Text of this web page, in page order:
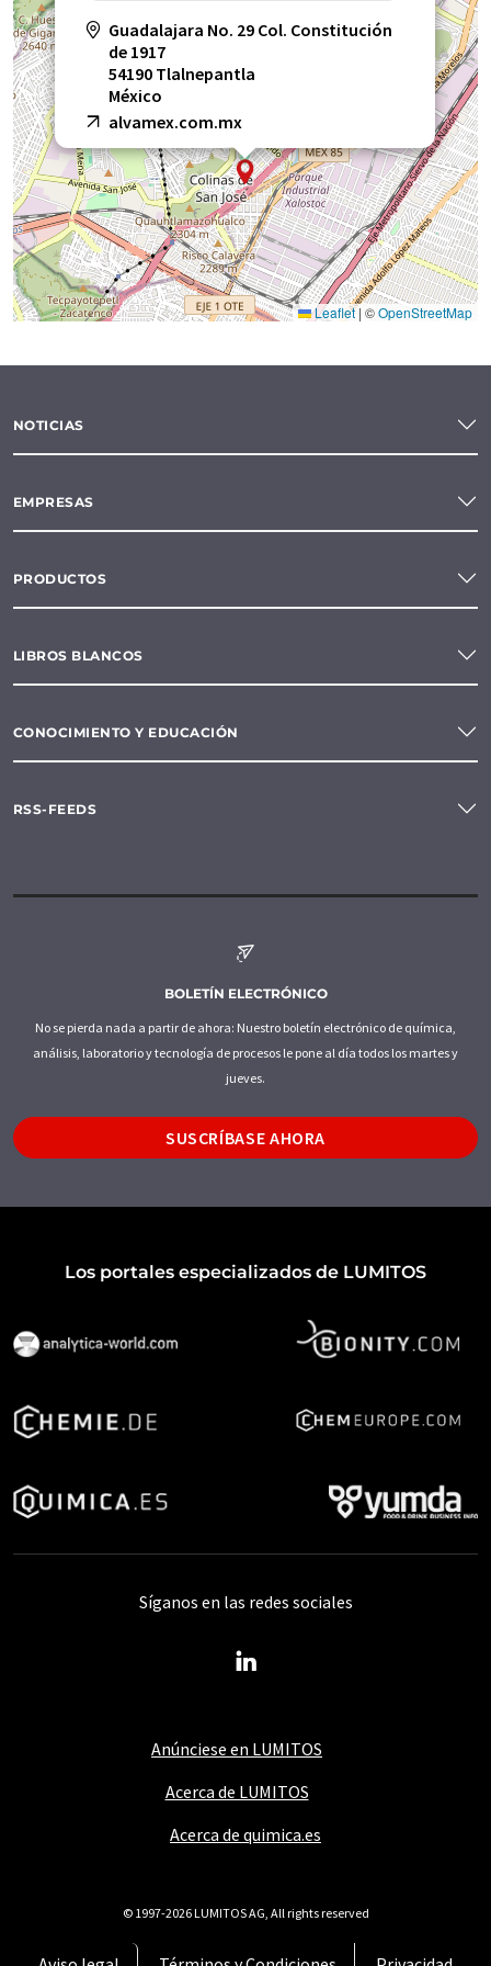
Guadalajara No. 29 Col. Constitución
de 1917
54190 Tlalnepantla
México
alvamex.com.mx
Leaflet | ©OpenStreetMap
NOTICIAS
EMPRESAS
PRODUCTOS
LIBROS BLANCOS
CONOCIMIENTO Y EDUCACIÓN
RSS-FEEDS
BOLETÍN ELECTRÓNICO
No se pierda nada a partir de ahora: Nuestro boletín electrónico de química,
análisis, laboratorio y tecnología de procesos le pone al día todos los martes y
jueves.
SUSCRÍBASE AHORA
Los portales especializados de LUMITOS
Anúnciese en LUMITOS
Acerca de LUMITOS
Acerca de quimica.es
Síganos en las redes sociales
© 1997-2026 LUMITOS AG, All rights reserved